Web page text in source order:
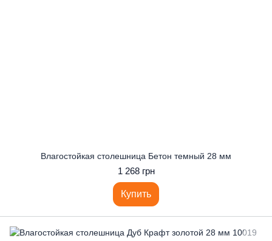
Влагостойкая столешница Бетон темный 28 мм
1 268 грн
Купить